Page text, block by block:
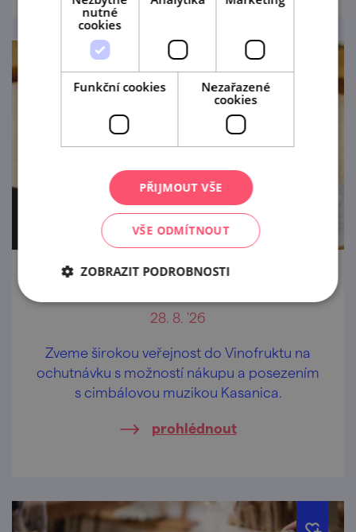
Degustace u cimbálu ve Vinofruktu
28. 8. '26
Zveme širokou veřejnost do Vinofruktu na
ochutnávku s možností nákupu a posezením
s cimbálovou muzikou Kasanica.
prohlédnout
nutné
cookies
Funkční cookies
Nezařazené
cookies
PŘIJMOUT VŠE
VŠE ODMÍTNOUT
ZOBRAZIT PODROBNOSTI